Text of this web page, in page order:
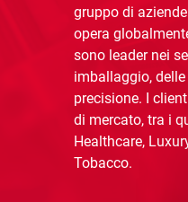
gruppo di
opera
sono leader nei
imballaggio,
precisione. I
di mercato, tra i
Healthcare,
Tobacco.